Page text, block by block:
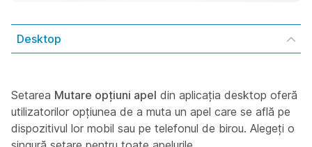
Desktop
Setarea Mutare opțiuni apel din aplicația desktop oferă
utilizatorilor opțiunea de a muta un apel care se află pe
dispozitivul lor mobil sau pe telefonul de birou. Alegeți o